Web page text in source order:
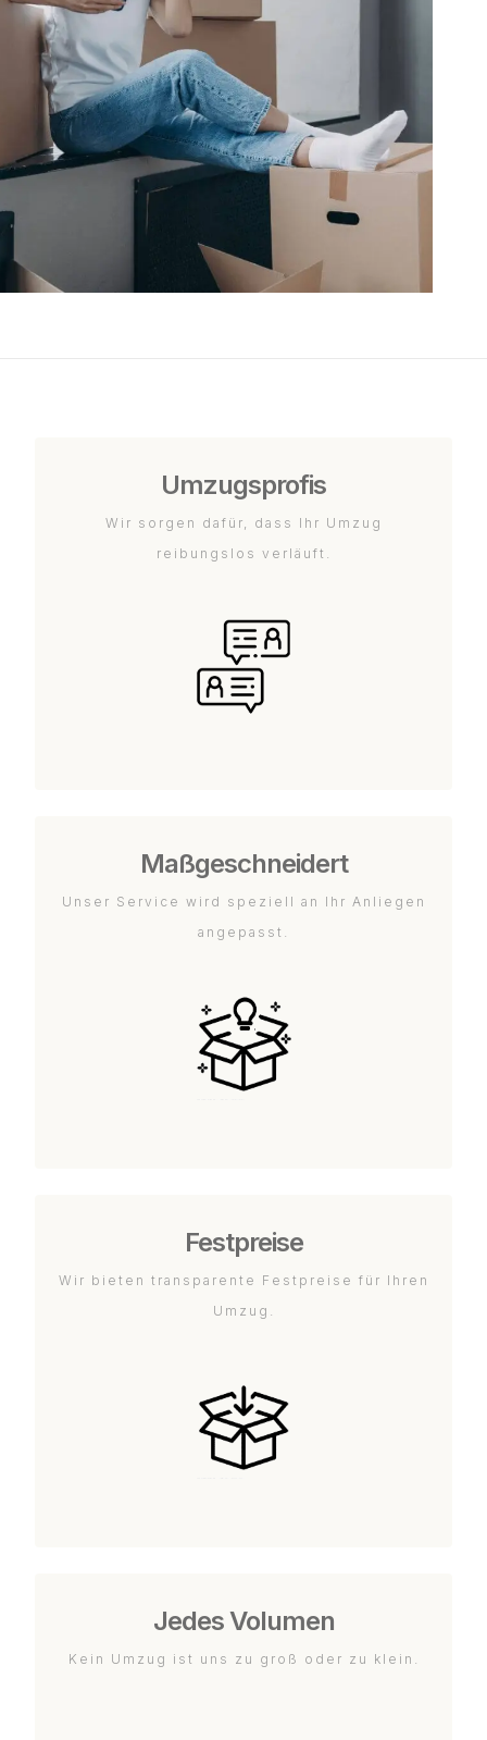
Umzugsprofis
Wir sorgen dafür, dass Ihr Umzug
reibungslos verläuft.
Maßgeschneidert
Unser Service wird speziell an Ihr Anliegen
angepasst.
Festpreise
Wir bieten transparente Festpreise für Ihren
Umzug.
Jedes Volumen
Kein Umzug ist uns zu groß oder zu klein.